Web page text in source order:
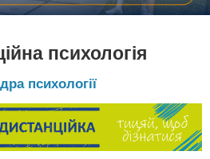
психологія
психології